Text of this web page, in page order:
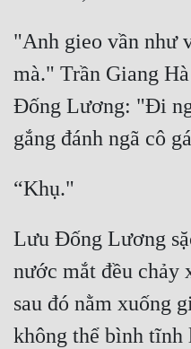
"Anh gieo vần như
mà." Trần Giang
Đống Lương: "Đi
Lưu Đống Lương
nước mắt đều chảy
sau đó nằm xuống
không thể bình tĩnh